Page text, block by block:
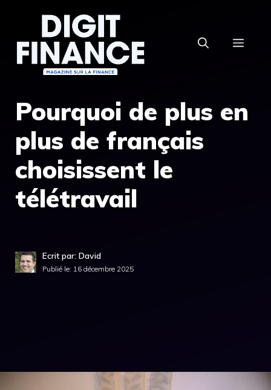
contenu
Pourquoi de plus en
plus de français
choisissent le
télétravail
Ecrit par: David
Publié le: 16 décembre 2025